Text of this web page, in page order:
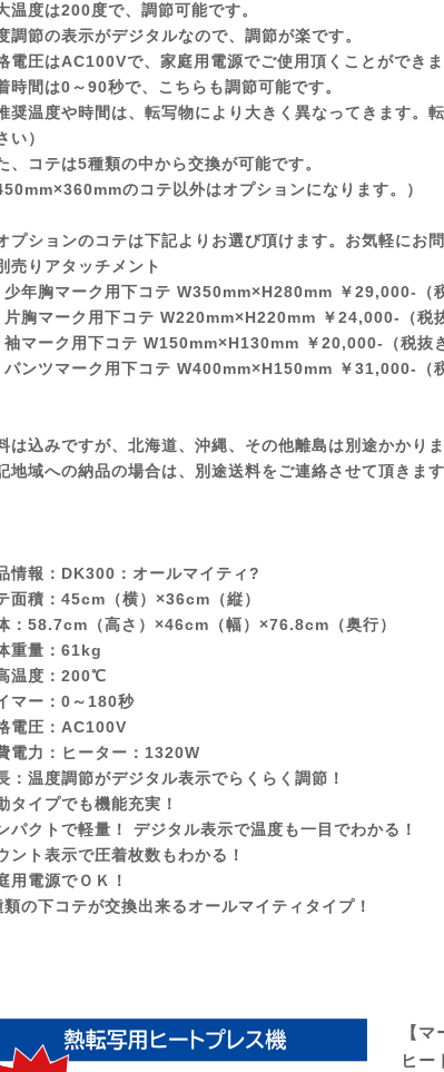
温度は200度で、調節可能です。
調節の表示がデジタルなので、調節が楽です。
電圧はAC100Vで、家庭用電源でご使用頂くことができま
時間は0～90秒で、こちらも調節可能です。
推奨温度や時間は、転写物により大きく異なってきます。
い）
、コテは5種類の中から交換が可能です。
450mm×360mmのコテ以外はオプションになります。）
プションのコテは下記よりお選び頂けます。お気軽にお
売りアタッチメント
少年胸マーク用下コテ W350mm×H280mm ￥29,000-（
片胸マーク用下コテ W220mm×H220mm ￥24,000-（税
袖マーク用下コテ W150mm×H130mm ￥20,000-（税抜
パンツマーク用下コテ W400mm×H150mm ￥31,000-（
は込みですが、北海道、沖縄、その他離島は別途かかり
地域への納品の場合は、別途送料をご連絡させて頂きます
情報：DK300：オールマイティ?
面積：45cm（横）×36cm（縦）
：58.7cm（高さ）×46cm（幅）×76.8cm（奥行）
重量：61kg
温度：200℃
マー：0～180秒
電圧：AC100V
電力：ヒーター：1320W
：温度調節がデジタル表示でらくらく調節！
タイプでも機能充実！
パクトで軽量！ デジタル表示で温度も一目でわかる！
ント表示で圧着枚数もわかる！
用電源でＯＫ！
類の下コテが交換出来るオールマイティタイプ！
【
ヒ